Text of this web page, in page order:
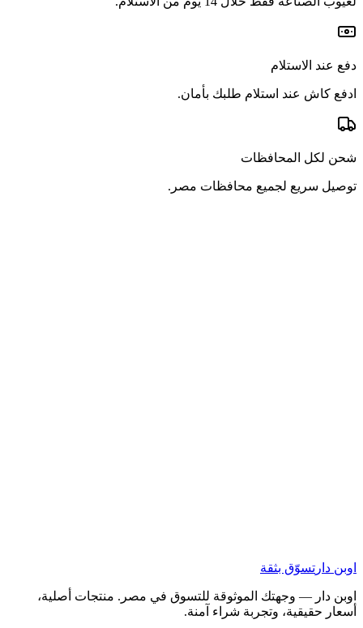
دفع عند الاستلام
ادفع كاش عند استلام طلبك بأمان.
شحن لكل المحافظات
توصيل سريع لجميع محافظات مصر.
اوبن دار تسوّق بثقة
اوبن دار — وجهتك الموثوقة للتسوق في مصر. منتجات أصلية،
أسعار حقيقية، وتجربة شراء آمنة.